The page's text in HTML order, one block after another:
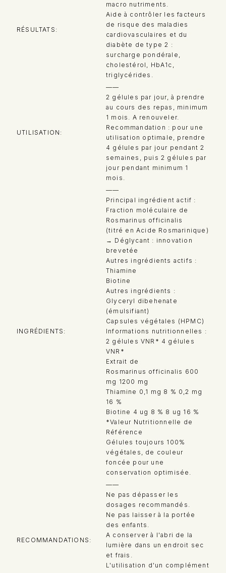
RÉSULTATS
macro nutriments.
Aide à contrôler les facteurs
de risque des maladies
cardiovasculaires et du
diabète de type 2 :
surcharge pondérale,
cholestérol, HbA1c,
triglycérides.
UTILISATION
——
2 gélules par jour, à prendre
au cours des repas, minimum
1 mois. A renouveler.
Recommandation : pour une
utilisation optimale, prendre
4 gélules par jour pendant 2
semaines, puis 2 gélules par
jour pendant minimum 1
mois.
INGRÉDIENTS
——
Principal ingrédient actif :
Fraction moléculaire de
Rosmarinus officinalis
(titré en Acide Rosmarinique)
→ Déglycant : innovation
brevetée
Autres ingrédients actifs :
Thiamine
Biotine
Autres ingrédients :
Glyceryl dibehenate
(émulsifiant)
Capsules végétales (HPMC)
Informations nutritionnelles :
2 gélules VNR* 4 gélules
VNR*
Extrait de
Rosmarinus officinalis 600
mg 1200 mg
Thiamine 0,1 mg 8 % 0,2 mg
16 %
Biotine 4 ug 8 % 8 ug 16 %
*Valeur Nutritionnelle de
Référence
Gélules toujours 100%
végétales, de couleur
foncée pour une
conservation optimisée.
RECOMMANDATIONS
——
Ne pas dépasser les
dosages recommandés.
Ne pas laisser à la portée
des enfants.
A conserver à l'abri de la
lumière dans un endroit sec
et frais.
L'utilisation d'un complément